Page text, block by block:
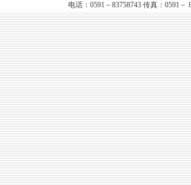
电话：0591－83758743 传真：0591－